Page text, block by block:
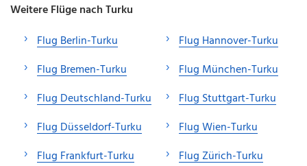
Weitere Flüge nach Turku
Flug Berlin-Turku
Flug Bremen-Turku
Flug Deutschland-Turku
Flug Düsseldorf-Turku
Flug Frankfurt-Turku
Flug Hannover-Turku
Flug München-Turku
Flug Stuttgart-Turku
Flug Wien-Turku
Flug Zürich-Turku